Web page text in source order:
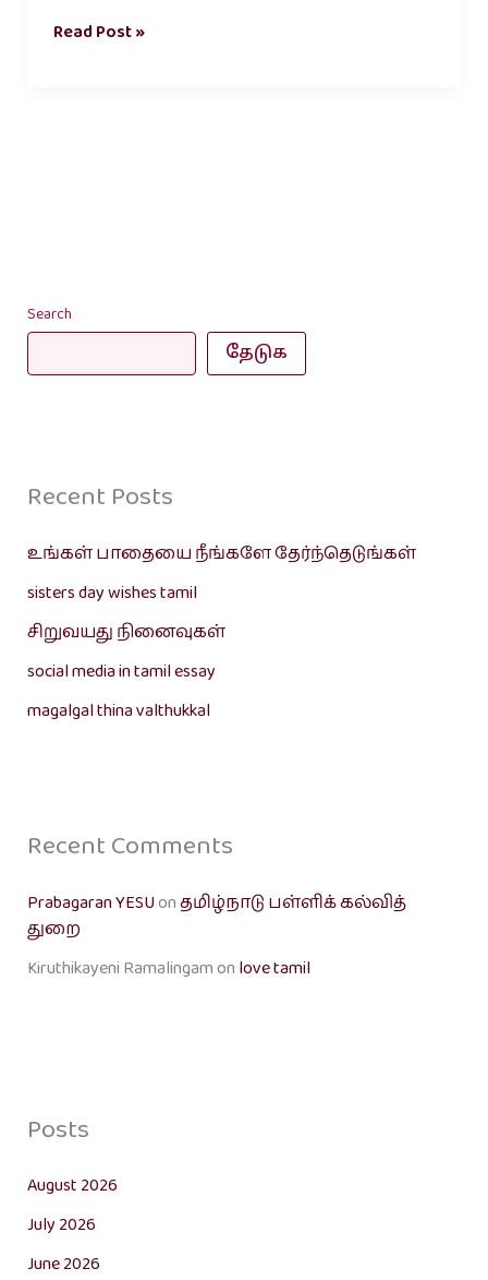
Read Post »
Search
தேடுக
Recent Posts
உங்கள் பாதையை நீங்களே தேர்ந்தெடுங்கள்
sisters day wishes tamil
சிறுவயது நினைவுகள்
social media in tamil essay
magalgal thina valthukkal
Recent Comments
Prabagaran YESUonதமிழ்நாடு பள்ளிக் கல்வித்
துறை
Kiruthikayeni Ramalingamon love tamil
Posts
August 2026
July 2026
June 2026